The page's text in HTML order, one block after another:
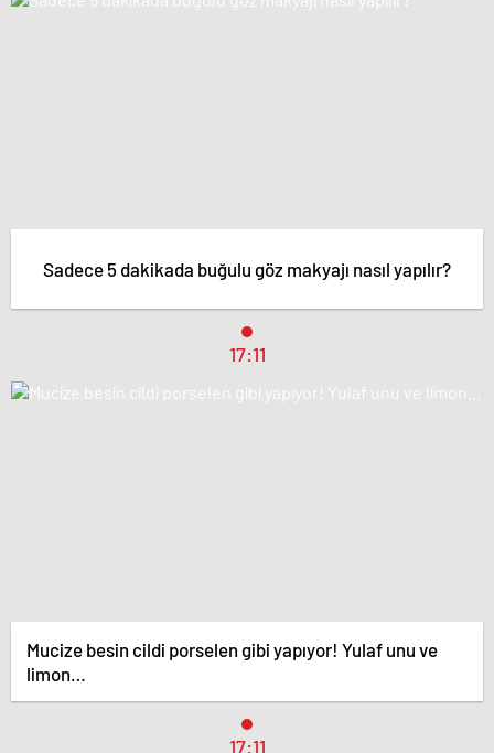
Sadece 5 dakikada buğulu göz makyajı nasıl yapılır?
17:11
Mucize besin cildi porselen gibi yapıyor! Yulaf unu ve
limon…
17:11